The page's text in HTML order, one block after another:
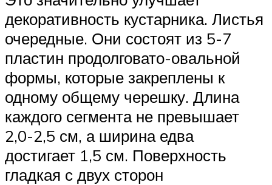
декоративность кустарника. Листья
очередные. Они состоят из 5-7
пластин продолговато-овальной
формы, которые закреплены к
одному общему черешку. Длина
каждого сегмента не превышает
2,0-2,5 см, а ширина едва
достигает 1,5 см. Поверхность
гладкая с двух сторон